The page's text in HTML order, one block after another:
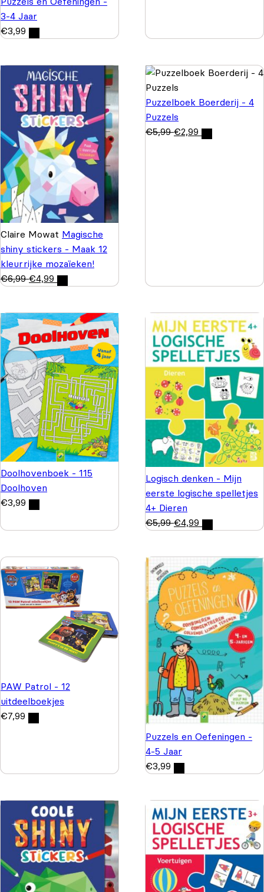
3-4 Jaar
€3,99
Claire Mowat Magische
shiny stickers - Maak 12
kleurrijke mozaïeken!
€6,99 €4,99
Puzzelboek Boerderij - 4
Puzzels
€5,99 €2,99
Doolhovenboek - 115
Doolhoven
€3,99
Logisch denken - Mijn
eerste logische spelletjes
4+ Dieren
€5,99 €4,99
PAW Patrol - 12
uitdeelboekjes
€7,99
Puzzels en Oefeningen -
4-5 Jaar
€3,99